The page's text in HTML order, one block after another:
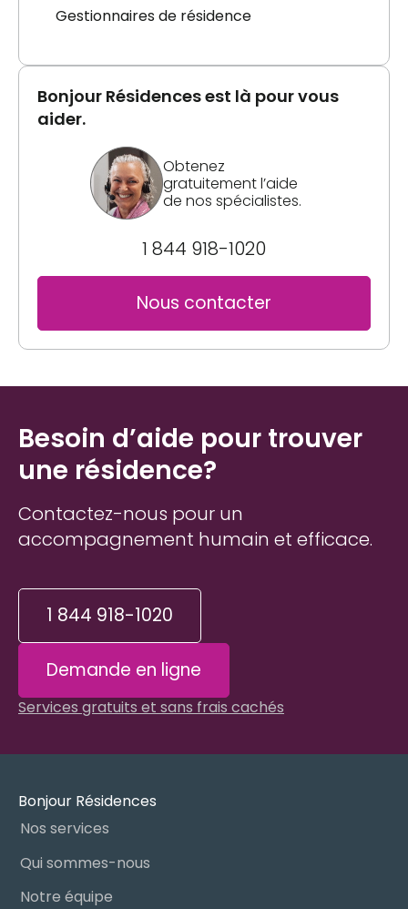
Gestionnaires de résidence
Bonjour Résidences est là pour vous
aider.
Obtenez
gratuitement l’aide
de nos spécialistes.
1 844 918-1020
Nous contacter
Besoin d’aide pour trouver
une résidence?
Contactez-nous pour un
accompagnement humain et efficace.
1 844 918-1020
Demande en ligne
Services gratuits et sans frais cachés
Bonjour Résidences
Nos services
Qui sommes-nous
Notre équipe